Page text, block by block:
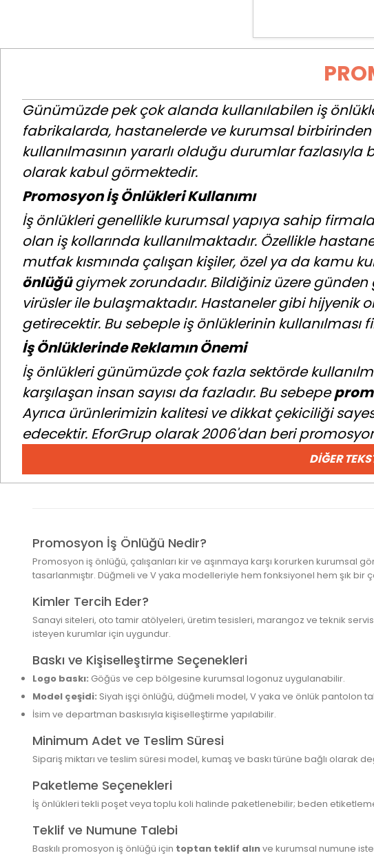
Günümüzde pek çok alanda kullanılabilen iş
fabrikalarda, hastanelerde ve kurumsal
kullanılmasının yararlı olduğu durumlar fazlasıyla
olarak kabul görmektedir.
Promosyon İş Önlükleri Kullanımı
İş önlükleri genellikle kurumsal yapıya sahip
olan iş kollarında kullanılmaktadır. Özellikle
mutfak kısmında çalışan kişiler, özel ya da kamu
önlüğügiymek zorundadır. Bildiğiniz üzere günden
virüsler ile bulaşmaktadır. Hastaneler gibi hijyenik
getirecektir. Bu sebeple iş önlüklerinin kullanılması
İş Önlüklerinde Reklamın Önemi
İş önlükleri günümüzde çok fazla sektörde
karşılaşan insan sayısı da fazladır. Bu sebepe
Ayrıca ürünlerimizin kalitesi ve dikkat çekiciliği
edecektir. EforGrup olarak 2006'dan beri
DIĞER
Promosyon İş Önlüğü Nedir?
Promosyon iş önlüğü, çalışanları kir ve aşınmaya karşı korurken kurumsal
tasarlanmıştır. Düğmeli ve V yaka modelleriyle hem fonksiyonel hem şık bir
Kimler Tercih Eder?
Sanayi siteleri, oto tamir atölyeleri, üretim tesisleri, marangoz ve teknik
isteyen kurumlar için uygundur.
Baskı ve Kişiselleştirme Seçenekleri
Logo baskı: Göğüs ve cep bölgesine kurumsal logonuz uygulanabilir.
Model çeşidi: Siyah işçi önlüğü, düğmeli model, V yaka ve önlük pantolon
İsim ve departman baskısıyla kişiselleştirme yapılabilir.
Minimum Adet ve Teslim Süresi
Sipariş miktarı ve teslim süresi model, kumaş ve baskı türüne bağlı olarak
Paketleme Seçenekleri
İş önlükleri tekli poşet veya toplu koli halinde paketlenebilir; beden
Teklif ve Numune Talebi
Baskılı promosyon iş önlüğü için toptan teklif alınve kurumsal numune